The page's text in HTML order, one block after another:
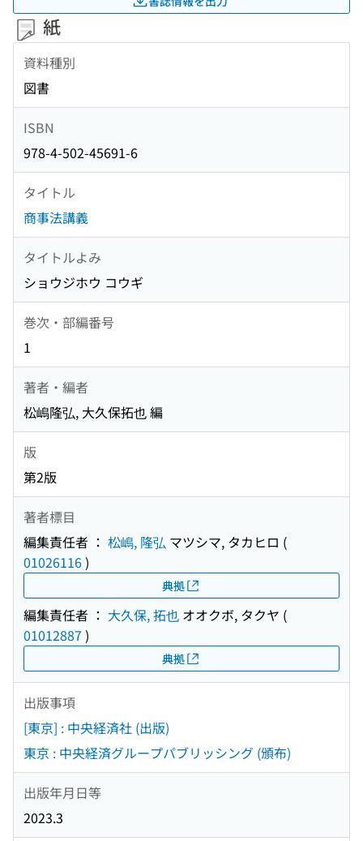
紙
資料種別
図書
ISBN
978-4-502-45691-6
タイトル
商事法講義
タイトルよみ
ショウジホウ コウギ
巻次・部編番号
1
著者・編者
松嶋隆弘, 大久保拓也 編
版
第2版
著者標目
編集責任者 ： 松嶋, 隆弘 マツシマ, タカヒロ (
01026116)
典拠
編集責任者 ： 大久保, 拓也 オオクボ, タクヤ (
01012887 )
典拠
出版事項
[東京] : 中央経済社 (出版)
東京 : 中央経済グループパブリッシング (頒布)
出版年月日等
2023.3